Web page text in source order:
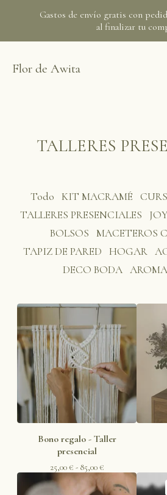
Gastos de envío gratis con
al finalizar tu
Flor de Awita
TALLERES
Todo KIT MACRAMÉ
TALLERES PRESENCIALES
BOLSOS
MACETEROS
TAPIZ DE PARED
HOGAR
DECO BODA
Bono regalo - Taller
presencial
25,00€ - 85,00€